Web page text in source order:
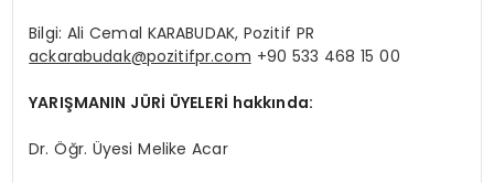
Bilgi: Ali Cemal KARABUDAK, Pozitif PR
ackarabudak@pozitifpr.com +90 533 468 15 00
YARIŞMANIN JÜRİ ÜYELERİ hakkında:
Dr. Öğr. Üyesi Melike Acar